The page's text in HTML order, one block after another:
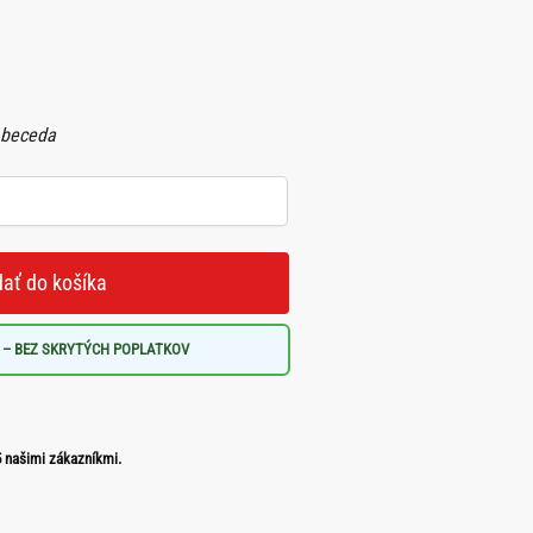
do košíka
BEZ SKRYTÝCH POPLATKOV
našimi zákazníkmi.